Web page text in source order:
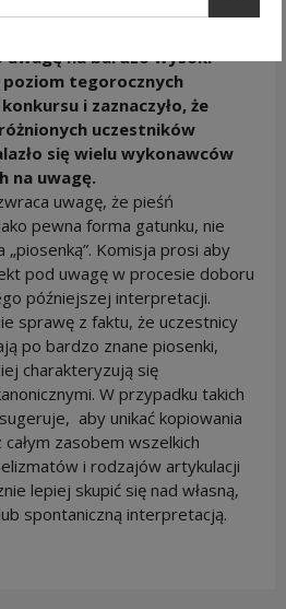
uwagęna bardzo wysoki
poziom tegorocznych
i zaznaczyło, że
óżnionych uczestników
ło się wielu wykonawców
na uwagę.
uwagę, że pieśń
pewna forma gatunku, nie
„piosenką”. Komisja prosi aby
pod uwagę w procesie doboru
późniejszej interpretacji.
sprawę z faktu, że uczestnicy
po bardzo znane piosenki,
charakteryzują się
W przypadku takich
aby unikać kopiowania
zasobem wszelkich
i rodzajów artykulacji
lepiej skupić się nad własną,
spontaniczną interpretacją.